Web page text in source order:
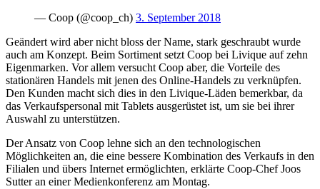
— Coop (@coop_ch) 3. September 2018
Geändert wird aber nicht bloss der Name, stark geschraubt wurde
auch am Konzept. Beim Sortiment setzt Coop bei Livique auf zehn
Eigenmarken. Vor allem versucht Coop aber, die Vorteile des
stationären Handels mit jenen des Online-Handels zu verknüpfen.
Den Kunden macht sich dies in den Livique-Läden bemerkbar, da
das Verkaufspersonal mit Tablets ausgerüstet ist, um sie bei ihrer
Auswahl zu unterstützen.
Der Ansatz von Coop lehne sich an den technologischen
Möglichkeiten an, die eine bessere Kombination des Verkaufs in den
Filialen und übers Internet ermöglichten, erklärte Coop-Chef Joos
Sutter an einer Medienkonferenz am Montag.